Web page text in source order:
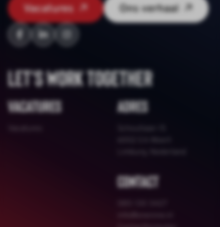
Vacatures Ons verhaal
Let's work together
Vacatures Adres
Contact